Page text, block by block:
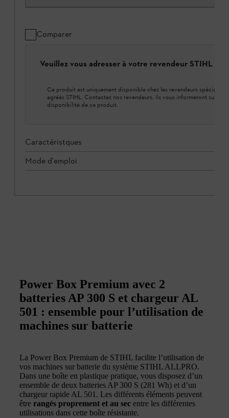
Comparer
Veuillez vous adresser à votre revendeur STIHL
Ce produit est uniquement disponible chez les revendeurs spécialisés
agréés STIHL. Contactez nos revendeurs, ils vous informeront sur la
disponibilité de ce produit.
Caractéristques
Mode d'emploi
Power Box Premium avec 2
batteries AP 300 S et chargeur AL
501 : ensemble pour l’utilisation de
machines sur batterie
La Power Box Premium de STIHL facilite l’utilisation de
vos machines sur batterie du système STIHL ALLPRO.
Dans une boîte en plastique pratique, vous disposez d’un
ensemble de deux batteries AP 300 S (281 Wh) et d’un
chargeur rapide AL 501. Les différents éléments peuvent
être rangés proprement et au sec entre les différentes
utilisations dans cette boîte résistante.